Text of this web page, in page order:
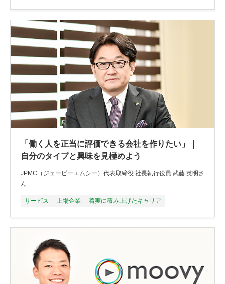
「働く人を正当に評価できる会社を作りたい」｜
自分のタイプと興味を見極めよう
JPMC（ジェーピーエムシー）代表取締役 社長執行役員 武藤 英明さ
ん
サービス 上場企業 着実に積み上げたキャリア